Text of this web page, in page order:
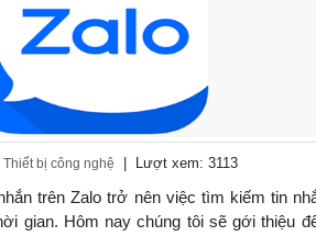
Thiết bị công nghệ | Lượt xem: 3113
trên Zalo trở nên việc tìm kiếm tin
gian. Hôm nay chúng tôi sẽ gới thiệu